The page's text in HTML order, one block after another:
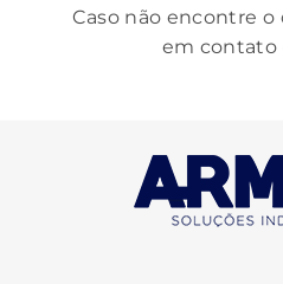
Caso não encontre
em contato